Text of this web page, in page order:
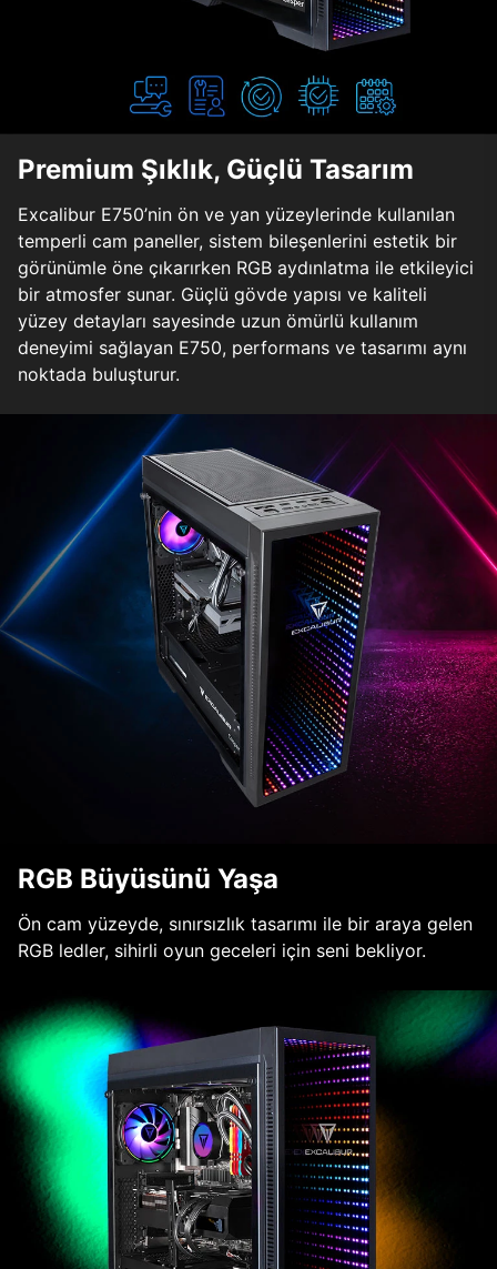
Premium Şıklık, Güçlü Tasarım
Excalibur E750’nin ön ve yan yüzeylerinde kullanılan
temperli cam paneller, sistem bileşenlerini estetik bir
görünümle öne çıkarırken RGB aydınlatma ile etkileyici
bir atmosfer sunar. Güçlü gövde yapısı ve kaliteli
yüzey detayları sayesinde uzun ömürlü kullanım
deneyimi sağlayan E750, performans ve tasarımı aynı
noktada buluşturur.
RGB Büyüsünü Yaşa
Ön cam yüzeyde, sınırsızlık tasarımı ile bir araya gelen
RGB ledler, sihirli oyun geceleri için seni bekliyor.